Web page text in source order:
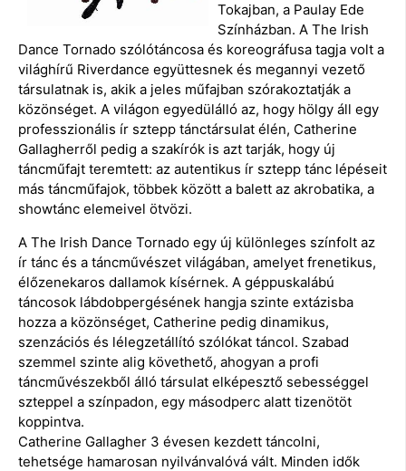
Tokajban, a Paulay Ede
Színházban. A The Irish
Dance Tornado szólótáncosa és koreográfusa tagja volt a
világhírű Riverdance együttesnek és megannyi vezető
társulatnak is, akik a jeles műfajban szórakoztatják a
közönséget. A világon egyedülálló az, hogy hölgy áll egy
professzionális ír sztepp tánctársulat élén, Catherine
Gallagherről pedig a szakírók is azt tarják, hogy új
táncműfajt teremtett: az autentikus ír sztepp tánc lépéseit
más táncműfajok, többek között a balett az akrobatika, a
showtánc elemeivel ötvözi.
A The Irish Dance Tornado egy új különleges színfolt az
ír tánc és a táncművészet világában, amelyet frenetikus,
élőzenekaros dallamok kísérnek. A géppuskalábú
táncosok lábdobpergésének hangja szinte extázisba
hozza a közönséget, Catherine pedig dinamikus,
szenzációs és lélegzetállító szólókat táncol. Szabad
szemmel szinte alig követhető, ahogyan a profi
táncművészekből álló társulat elképesztő sebességgel
szteppel a színpadon, egy másodperc alatt tizenötöt
koppintva.
Catherine Gallagher 3 évesen kezdett táncolni,
tehetsége hamarosan nyilvánvalóvá vált. Minden idők